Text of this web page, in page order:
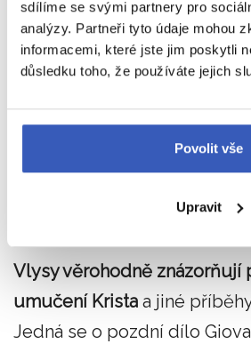
sdílíme se svými partnery pro
analýzy. Partneři tyto údaje mohou
informacemi, které jste jim poskytli
důsledku toho, že používáte jejich
Povolit vše
Upravit
Jednoznačně nejslavnějším
interiéru katedrály, kterou
přehlédnout, jekrásná
vytvořena Giovannim
Vlysy věrohodně znázorňují
umučení Krista a jiné
Jedná se o pozdní dílo